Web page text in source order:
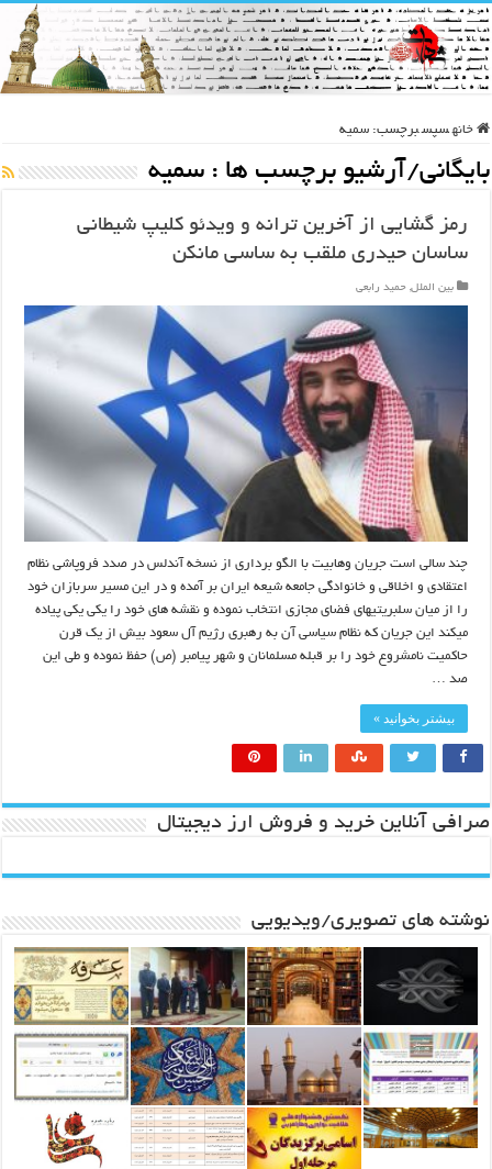
خانه سپس برچسب: سمیه
بایگانی/آرشیو برچسب ها : سمیه
رمز گشایی از آخرین ترانه و ویدئو کلیپ شیطانی
ساسان حیدری ملقب به ساسی مانکن
بین الملل, حمید رابعی
چند سالی است جریان وهابیت با الگو برداری از نسخه آندلس در صدد فروپاشی نظام
اعتقادی و اخلاقی و خانوادگی جامعه شیعه ایران بر آمده و در این مسیر سربازان خود
را از میان سلبریتیهای فضای مجازی انتخاب نموده و نقشه های خود را یکی یکی پیاده
میکند این جریان که نظام سیاسی آن به رهبری رژیم آل سعود بیش از یک قرن
حاکمیت نامشروع خود را بر قبله مسلمانان و شهر پیامبر (ص) حفظ نموده و طی این
صد …
بیشتر بخوانید »
صرافی آنلاین خرید و فروش ارز دیجیتال
نوشته های تصویری/ویدیویی